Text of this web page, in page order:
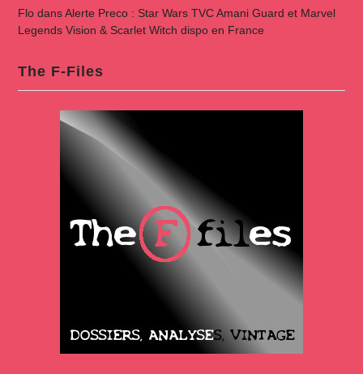
FlodansAlerte Preco : Star Wars TVC Amani Guard et Marvel
Legends Vision & Scarlet Witch dispo en France
The F-Files